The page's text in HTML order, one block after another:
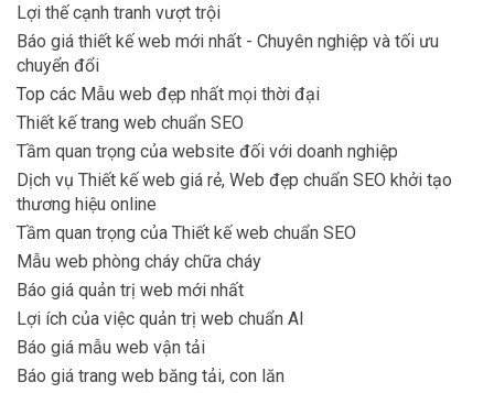
Lợi thế cạnh tranh vượt trội
Báo giá thiết kế web mới nhất - Chuyên nghiệp và tối ưu
chuyển đổi
Top các Mẫu web đẹp nhất mọi thời đại
Thiết kế trang web chuẩn SEO
Tầm quan trọng của website đối với doanh nghiệp
Dịch vụ Thiết kế web giá rẻ, Web đẹp chuẩn SEO khởi tạo
thương hiệu online
Tầm quan trọng của Thiết kế web chuẩn SEO
Mẫu web phòng cháy chữa cháy
Báo giá quản trị web mới nhất
Lợi ích của việc quản trị web chuẩn AI
Báo giá mẫu web vận tải
Báo giá trang web băng tải, con lăn